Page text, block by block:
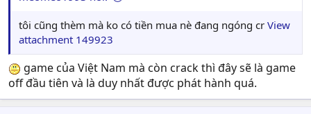
tôi cũng thèm mà ko có tiền mua nè đang ngóng cr View
attachment 149923
game của Việt Nam mà còn crack thì đây sẽ là game
off đầu tiên và là duy nhất được phát hành quá.